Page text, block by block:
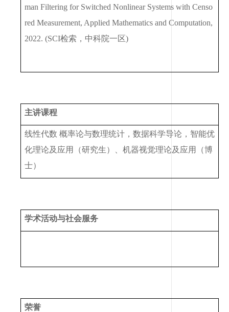
man Filtering for Switched Nonlinear Systems with Censo
red Measurement, Applied Mathematics and Computation,
2022. (SCI检索，中科院一区)
主讲课程
线性代数 概率论与数理统计，数据科学导论，智能优
化理论及应用（研究生）、机器视觉理论及应用（博
士）
学术活动与社会服务
荣誉